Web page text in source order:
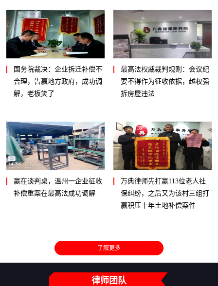
国务院裁决：企业拆迁补偿不
合理，告赢地方政府，成功调
解，老板笑了
最高法权威裁判规则：会议纪
要不得作为征收依据，越权强
拆房屋违法
赢在谈判桌，温州一企业征收
补偿重案在最高法成功调解
万典律师先打赢113位老人社
保纠纷，之后又为该村三组打
赢积压十年土地补偿案件
了解更多
律师团队